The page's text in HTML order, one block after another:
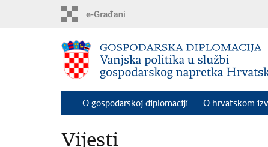
O gospodarskoj diplomaciji O hrvatskom
Vijesti